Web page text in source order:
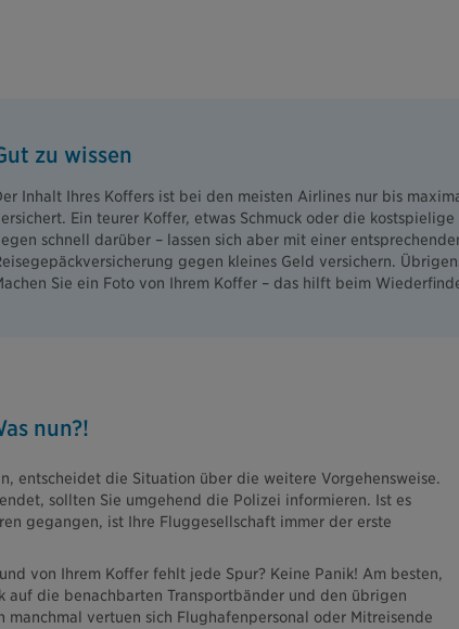
zu wissen
Inhalt Ihres Koffers ist bei den meisten Airlines nur bis
Ein teurer Koffer, etwas Schmuck oder die kostspielige
schnell darüber – lassen sich aber mit einer
gegen kleines Geld versichern.
Sie ein Foto von Ihrem Koffer – das hilft beim
nun?!
entscheidet die Situation über die weitere Vorgehensweise.
sollten Sie umgehend die Polizei informieren. Ist es
gegangen, ist Ihre Fluggesellschaft immer der erste
von Ihrem Koffer fehlt jede Spur? Keine Panik! Am besten,
auf die benachbarten Transportbänder und den übrigen
manchmal vertuen sich Flughafenpersonal oder Mitreisende